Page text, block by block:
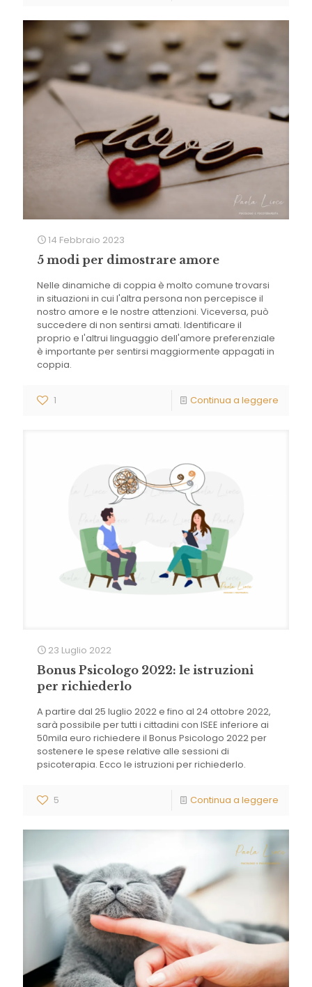
14 Febbraio 2023
5 modi per dimostrare amore
Nelle dinamiche di coppia è molto comune trovarsi
in situazioni in cui l'altra persona non percepisce il
nostro amore e le nostre attenzioni. Viceversa, può
succedere di non sentirsi amati. Identificare il
proprio e l'altrui linguaggio dell'amore preferenziale
è importante per sentirsi maggiormente appagati in
coppia.
1 Continua a leggere
23 Luglio 2022
Bonus Psicologo 2022: le istruzioni
per richiederlo
A partire dal 25 luglio 2022 e fino al 24 ottobre 2022,
sarà possibile per tutti i cittadini con ISEE inferiore ai
50mila euro richiedere il Bonus Psicologo 2022 per
sostenere le spese relative alle sessioni di
psicoterapia. Ecco le istruzioni per richiederlo.
5 Continua a leggere